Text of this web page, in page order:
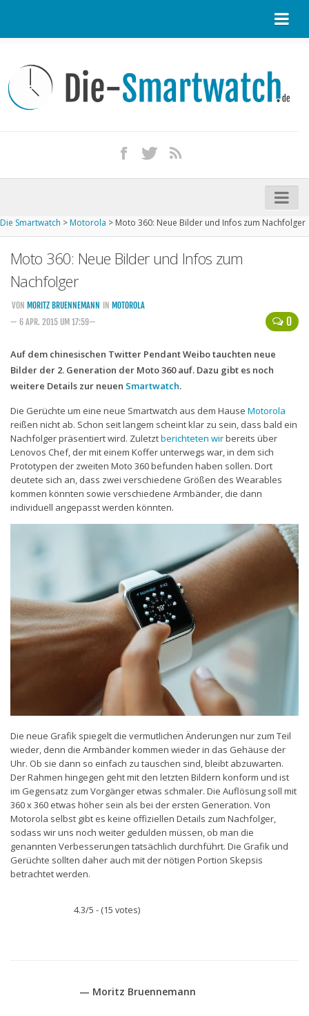
Kontakt / Tipp geben
Impressum
iPhone kaufen
Startseite
Aktuelle Smartwatches im Test
Kommende Smartwatches
Marken und Modelle
BASE
Smartphonetarife
Datentarife
o2
Smartphonetarife
Prepaid-Tarife
Datentarife
Flatrate-Prepaidtarife
Mobilfunk-Tarifrechner
Flatrate-Datentarife
Die Smartwatch >Motorola > Moto 360: Neue Bilder und Infos zum Nachfolger
Moto 360: Neue Bilder und Infos zum
Nachfolger
0
VON MORITZ BRUENNEMANN IN MOTOROLA
— 6 APR. 2015 UM 17:59—
Auf dem chinesischen Twitter Pendant Weibo tauchten neue
Bilder der 2. Generation der Moto 360 auf. Dazu gibt es noch
weitere Details zur neuen Smartwatch.
Die Gerüchte um eine neue Smartwatch aus dem Hause Motorola
reißen nicht ab. Schon seit langem scheint klar zu sein, dass bald ein
Nachfolger präsentiert wird. Zuletztberichteten wirbereits über
Lenovos Chef, der mit einem Koffer unterwegs war, in dem sich
Prototypen der zweiten Moto 360 befunden haben sollen. Dort
deutete sich an, dass zwei verschiedene Größen des Wearables
kommen könnten sowie verschiedene Armbänder, die dann
individuell angepasst werden könnten.
Die neue Grafik spiegelt die vermutlichen Änderungen nur zum Teil
wieder, denn die Armbänder kommen wieder in das Gehäuse der
Uhr. Ob sie dann so einfach zu tauschen sind, bleibt abzuwarten.
Der Rahmen hingegen geht mit den letzten Bildern konform und ist
im Gegensatz zum Vorgänger etwas schmaler. Die Auflösung soll mit
360 x 360 etwas höher sein als bei der ersten Generation. Von
Motorola selbst gibt es keine offiziellen Details zum Nachfolger,
sodass wir uns noch weiter gedulden müssen, ob man die
genannten Verbesserungen tatsächlich durchführt. Die Grafik und
Gerüchte sollten daher auch mit der nötigen Portion Skepsis
betrachtet werden.
4.3/5 - (15 votes)
— Moritz Bruennemann